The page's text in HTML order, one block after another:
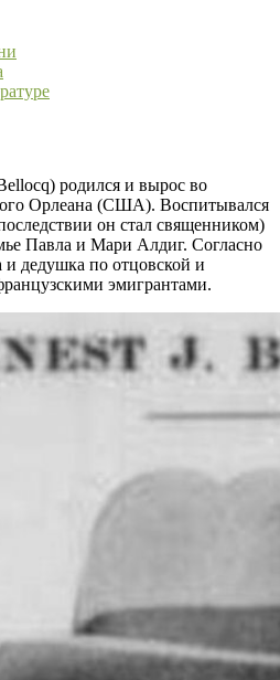
родился и вырос во
Орлеана (США). Воспитывался
он стал священником)
Павла и Мари Алдиг. Согласно
дедушка по отцовской и
эмигрантами.